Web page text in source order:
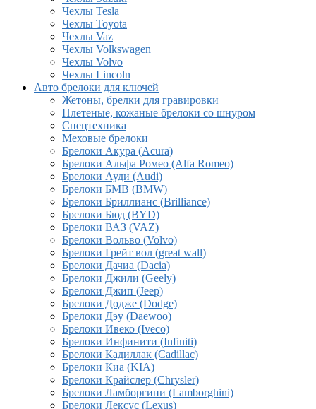
Чехлы Tesla
Чехлы Toyota
Чехлы Vaz
Чехлы Volkswagen
Чехлы Volvo
Чехлы Lincoln
Авто брелоки для ключей
Жетоны, брелки для гравировки
Плетеные, кожаные брелоки со шнуром
Спецтехника
Меховые брелоки
Брелоки Акура (Acura)
Брелоки Альфа Ромео (Alfa Romeo)
Брелоки Ауди (Audi)
Брелоки БМВ (BMW)
Брелоки Бриллианс (Brilliance)
Брелоки Бюд (BYD)
Брелоки ВАЗ (VAZ)
Брелоки Вольво (Volvo)
Брелоки Грейт вол (great wall)
Брелоки Дачиа (Dacia)
Брелоки Джили (Geely)
Брелоки Джип (Jeep)
Брелоки Додже (Dodge)
Брелоки Дэу (Daewoo)
Брелоки Ивеко (Iveco)
Брелоки Инфинити (Infiniti)
Брелоки Кадиллак (Cadillac)
Брелоки Киа (KIA)
Брелоки Крайслер (Chrysler)
Брелоки Ламборгини (Lamborghini)
Брелоки Лексус (Lexus)